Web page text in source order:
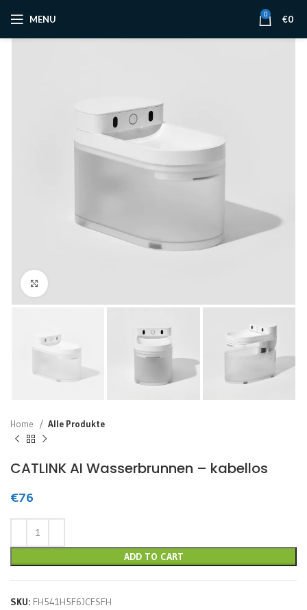
MENU 0 €0
Home Alle Produkte
CATLINK AI Wasserbrunnen – kabellos
€76
ADD TO CART
SKU: FH541H5F6JCFSFH